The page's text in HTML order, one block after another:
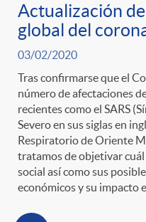
Actualización
global del
03/02/2020
Tras confirmarse que el
número de afectaciones
recientes como el SARS
Severo en sus siglas en
Respiratorio de Oriente
tratamos de objetivar
social así como sus
económicos y su impacto